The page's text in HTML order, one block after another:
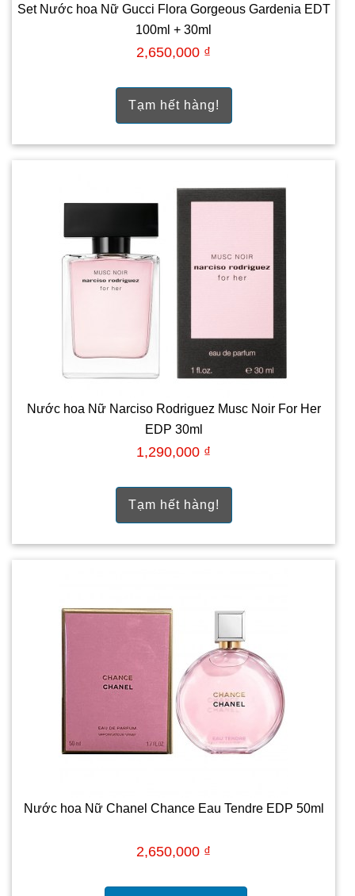
Set Nước hoa Nữ Gucci Flora Gorgeous Gardenia EDT
100ml + 30ml
2,650,000 ₫
Tạm hết hàng!
Nước hoa Nữ Narciso Rodriguez Musc Noir For Her
EDP 30ml
1,290,000 ₫
Tạm hết hàng!
Nước hoa Nữ Chanel Chance Eau Tendre EDP 50ml
2,650,000 ₫